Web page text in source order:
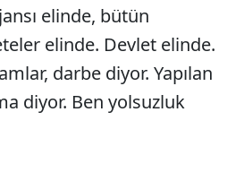
elinde, bütün
elinde. Devlet elinde.
darbe diyor. Yapılan
diyor. Ben yolsuzluk